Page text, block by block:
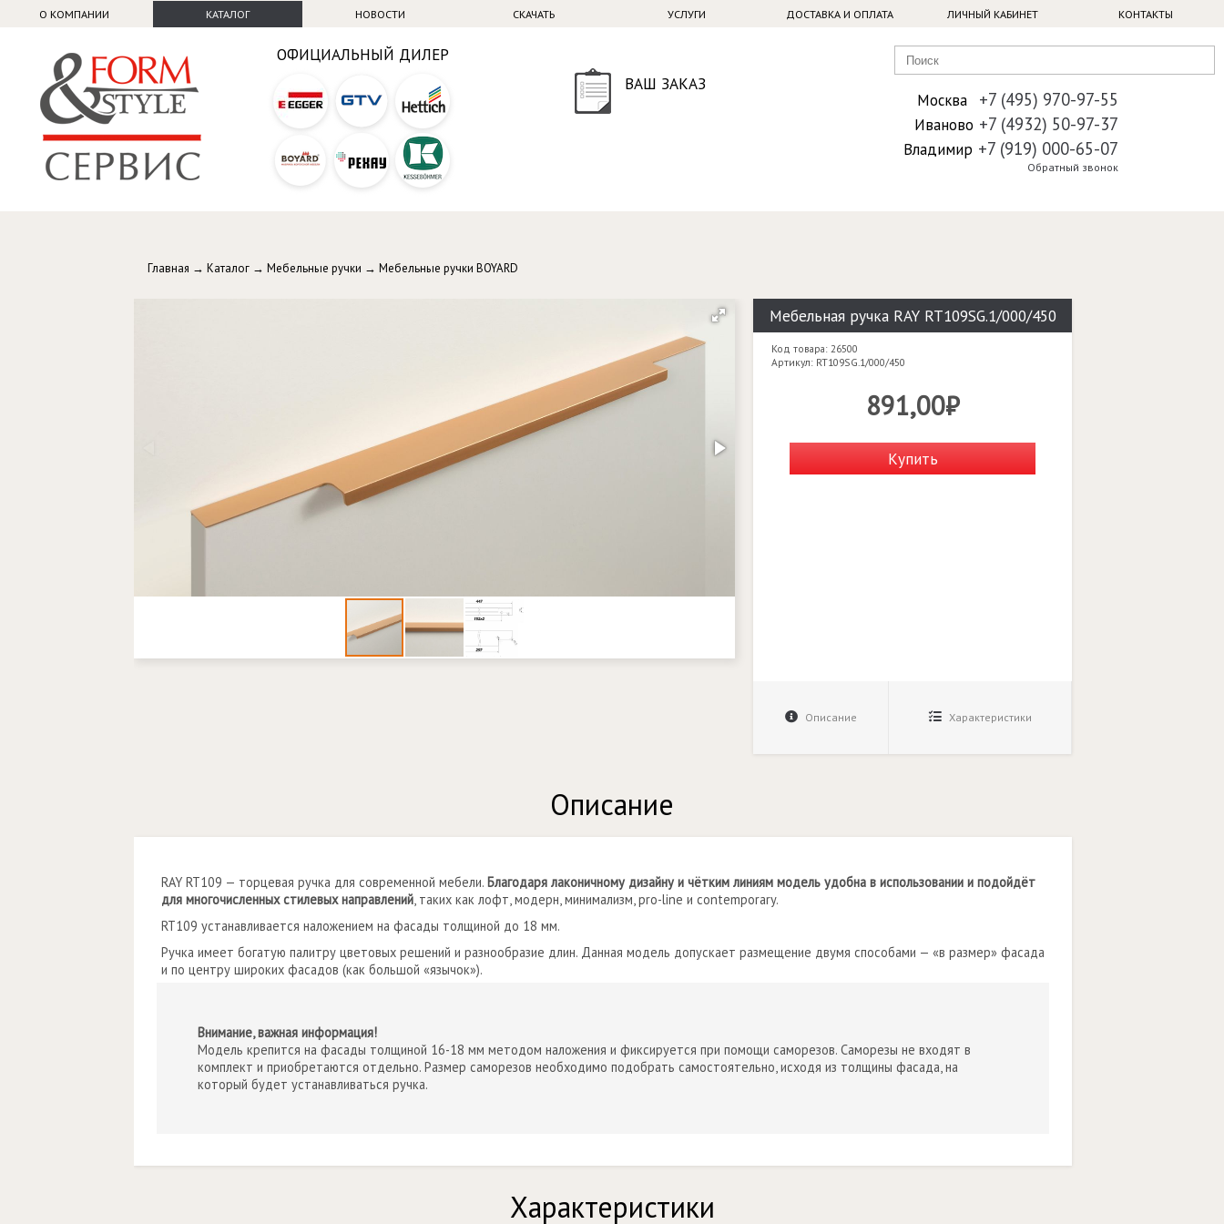
О КОМПАНИИ КАТАЛОГ НОВОСТИ СКАЧАТЬ УСЛУГИ ДОСТАВКА И ОПЛАТА ЛИЧНЫЙ КАБИНЕТ КОНТАКТЫ
ОФИЦИАЛЬНЫЙ ДИЛЕР
ВАШ ЗАКАЗ
Москва +7 (495) 970-97-55
Иваново +7 (4932) 50-97-37
Владимир +7 (919) 000-65-07
Обратный звонок
Главная → Каталог → Мебельные ручки → Мебельные ручки BOYARD
Мебельная ручка RAY RT109SG.1/000/450
Код товара: 26500
Артикул: RT109SG.1/000/450
891,00₽
Купить
Описание Характеристики
Описание
RAY RT109 — торцевая ручка для современной мебели. Благодаря лаконичному дизайну и чётким линиям модель удобна в использовании и подойдёт
для многочисленных стилевых направлений, таких как лофт, модерн, минимализм, pro-line и contemporary.
RT109 устанавливается наложением на фасады толщиной до 18 мм.
Ручка имеет богатую палитру цветовых решений и разнообразие длин. Данная модель допускает размещение двумя способами — «в размер» фасада
и по центру широких фасадов (как большой «язычок»).
Внимание, важная информация!
Модель крепится на фасады толщиной 16-18 мм методом наложения и фиксируется при помощи саморезов. Саморезы не входят в
комплект и приобретаются отдельно. Размер саморезов необходимо подобрать самостоятельно, исходя из толщины фасада, на
который будет устанавливаться ручка.
Характеристики